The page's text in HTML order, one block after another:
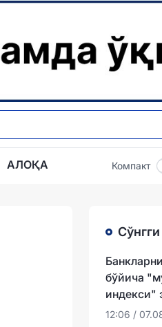
АЛОҚА Компакт
бўйича
индекси"
12:06 /